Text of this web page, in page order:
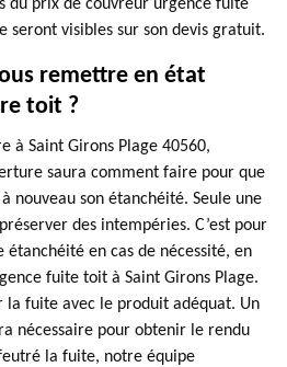
du prix de couvreur urgence fuite
seront visibles sur son devis gratuit.
remettre en état
toit ?
à Saint Girons Plage 40560,
saura comment faire pour que
nouveau son étanchéité. Seule une
des intempéries. C’est pour
en cas de nécessité, en
fuite toit à Saint Girons Plage.
la fuite avec le produit adéquat. Un
nécessaire pour obtenir le rendu
la fuite, notre équipe